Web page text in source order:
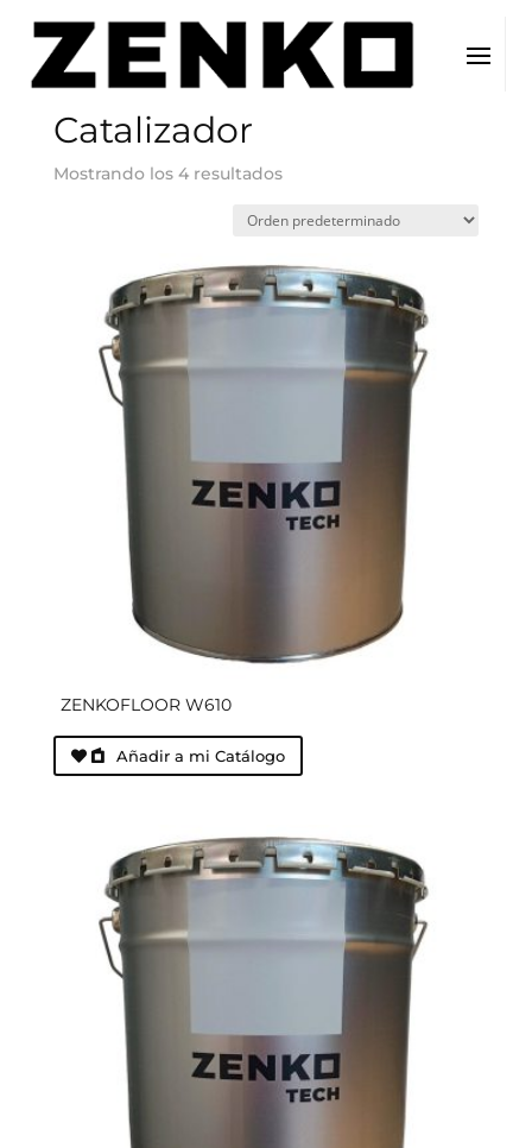
Inicio / Producto del producto / Catalizador
Catalizador
Mostrando los 4 resultados
ZENKOFLOOR W610
Añadir a mi Catálogo